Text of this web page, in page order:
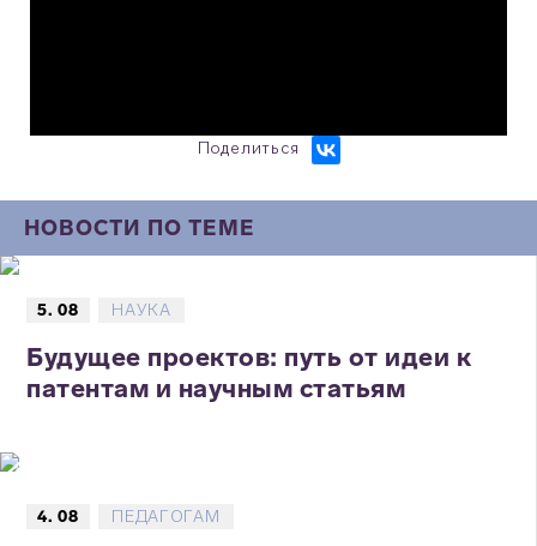
Поделиться
НОВОСТИ ПО ТЕМЕ
5. 08 НАУКА
Будущее проектов: путь от идеи к
патентам и научным статьям
4. 08 ПЕДАГОГАМ